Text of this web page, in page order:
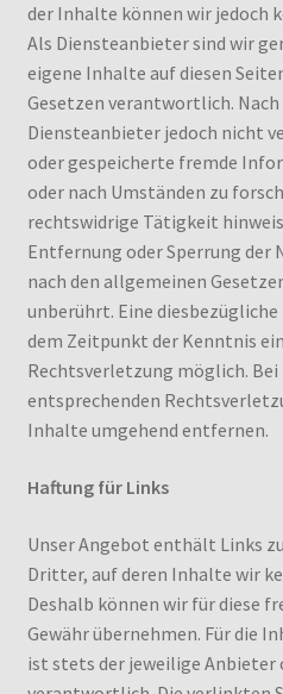
der Inhalte können wir jedoch
Als Diensteanbieter sind wir
eigene Inhalte auf diesen
Gesetzen verantwortlich. Nach
Diensteanbieter jedoch nicht
oder gespeicherte fremde
oder nach Umständen zu
rechtswidrige Tätigkeit
Entfernung oder Sperrung
nach den allgemeinen
unberührt. Eine
dem Zeitpunkt der Kenntnis
Rechtsverletzung möglich.
entsprechenden
Inhalte umgehend entfernen.
Haftung für Links
Unser Angebot enthält Links
Dritter, auf deren Inhalte wir
Deshalb können wir für diese
Gewähr übernehmen. Für die
ist stets der jeweilige Anbieter